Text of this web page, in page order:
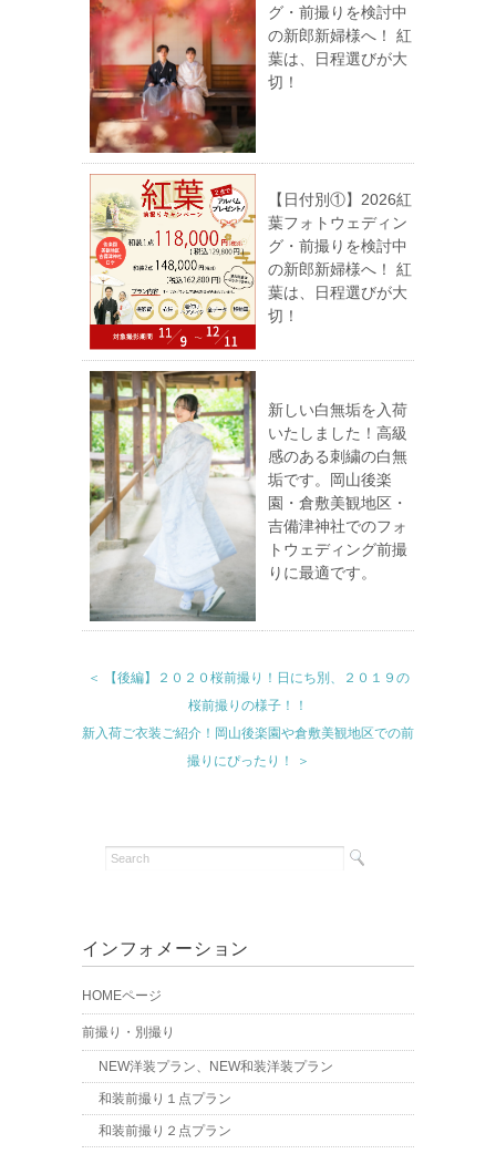
グ・前撮りを検討中
の新郎新婦様へ！ 紅
葉は、日程選びが大
切！
【日付別①】2026紅
葉フォトウェディン
グ・前撮りを検討中
の新郎新婦様へ！ 紅
葉は、日程選びが大
切！
新しい白無垢を入荷
いたしました！高級
感のある刺繍の白無
垢です。岡山後楽
園・倉敷美観地区・
吉備津神社でのフォ
トウェディング前撮
りに最適です。
＜ 【後編】２０２０桜前撮り！日にち別、２０１９の
桜前撮りの様子！！
新入荷ご衣装ご紹介！岡山後楽園や倉敷美観地区での前
撮りにぴったり！ ＞
インフォメーション
HOMEページ
前撮り・別撮り
NEW洋装プラン、NEW和装洋装プラン
和装前撮り１点プラン
和装前撮り２点プラン